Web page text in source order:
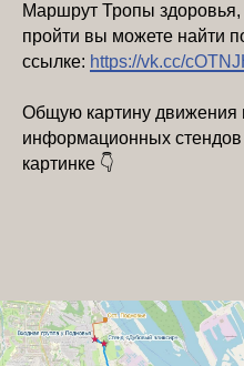
Маршрут Тропы здоровья,
пройти вы можете найти
ссылке: https://vk.cc/
Общую картину движения
информационных
картинке 👇